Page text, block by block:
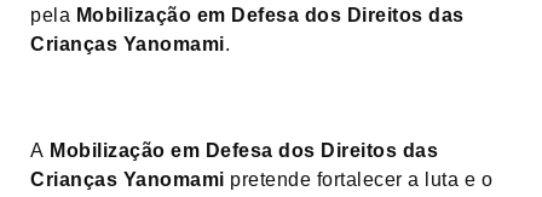
pela Mobilização em Defesa dos Direitos das
Crianças Yanomami.
A Mobilização em Defesa dos Direitos das
Crianças Yanomami pretende fortalecer a luta e o